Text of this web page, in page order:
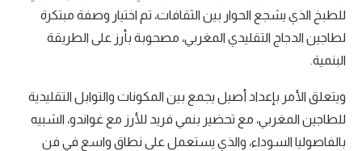
للطبخ الذي يشجع الحوار بين الثقافات، تم اختيار وصفة مبتكرة
لطاجين الدجاج التقليدي المغربي، مصحوبة بأرز على الطريقة
البنمية.
ويتعلق الأمر بإعداد أصيل يجمع بين المكونات والتوابل التقليدية
للطاجين المغربي، مع تحضير بنمي فريد للأرز مع غواندو، الشبيه
بالفاصوليا السوداء، والذي يستعمل على نطاق واسع في فن